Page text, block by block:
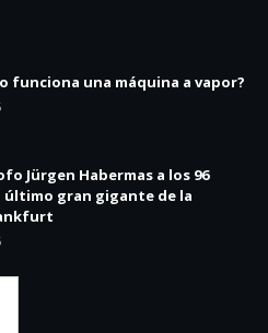
funciona una máquina a vapor?
Jürgen Habermas a los 96
último gran gigante de la